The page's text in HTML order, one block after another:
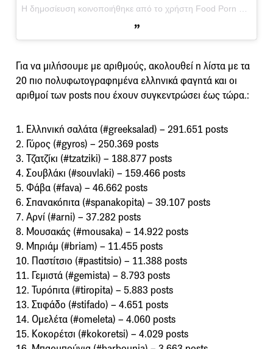
Για να μιλήσουμε με αριθμούς, ακολουθεί η λίστα με τα
20 πιο πολυφωτογραφημένα ελληνικά φαγητά και οι
αριθμοί των posts που έχουν συγκεντρώσει έως τώρα.:
1. Ελληνική σαλάτα (#greeksalad) – 291.651 posts
2. Γύρος (#gyros) – 250.369 posts
3. Τζατζίκι (#tzatziki) – 188.877 posts
4. Σουβλάκι (#souvlaki) – 159.466 posts
5. Φάβα (#fava) – 46.662 posts
6. Σπανακόπιτα (#spanakopita) – 39.107 posts
7. Αρνί (#arni) – 37.282 posts
8. Μουσακάς (#mousaka) – 14.922 posts
9. Μπριάμ (#briam) – 11.455 posts
10. Παστίτσιο (#pastitsio) – 11.388 posts
11. Γεμιστά (#gemista) – 8.793 posts
12. Τυρόπιτα (#tiropita) – 5.883 posts
13. Στιφάδο (#stifado) – 4.651 posts
14. Ομελέτα (#omeleta) – 4.060 posts
15. Κοκορέτσι (#kokoretsi) – 4.029 posts